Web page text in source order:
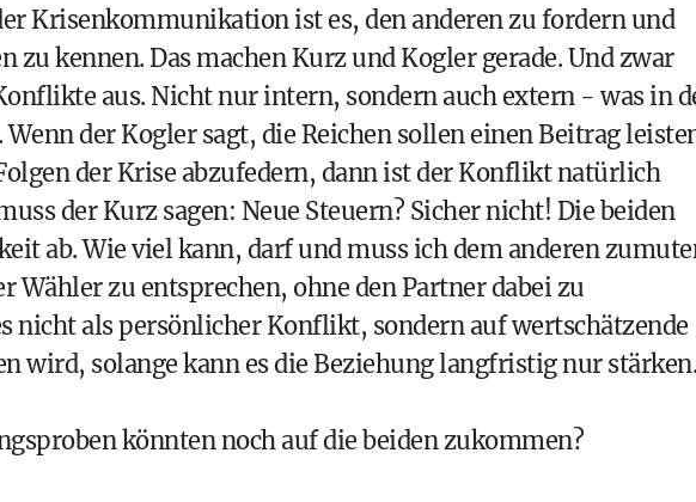
Krisenkommunikation ist es, den anderen zu fordern und
zu kennen. Das machen Kurz und Kogler gerade. Und zwar
aus. Nicht nur intern, sondern auch extern - was in
der Kogler sagt, die Reichen sollen einen Beitrag
der Krise abzufedern, dann ist der Konflikt natürlich
der Kurz sagen: Neue Steuern? Sicher nicht! Die beiden
ab. Wie viel kann, darf und muss ich dem anderen
Wähler zu entsprechen, ohne den Partner dabei zu
nicht als persönlicher Konflikt, sondern auf wertschätzende
wird, solange kann es die Beziehung langfristig nur stärken.
könnten noch auf die beiden zukommen?